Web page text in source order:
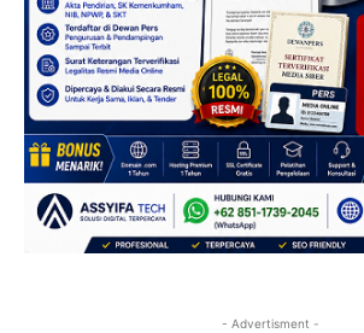
- Advertisment -